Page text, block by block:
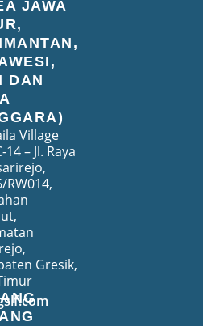
JAWA
DAN
Village
14 – Jl. Raya
RW014,
Gresik,